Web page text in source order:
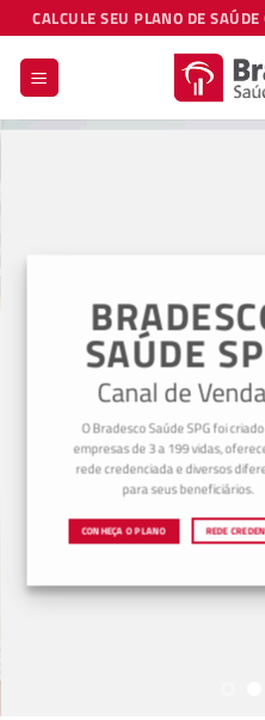
Skip
to
content
CALCULE SEU PLANO DE
SAÚDE
Canal de
O Bradesco Saúde SPG foi
empresas de 3 a 199 vidas,
rede credenciada e diversos
para seus beneficiários.
CONHEÇA O PLANO REDE